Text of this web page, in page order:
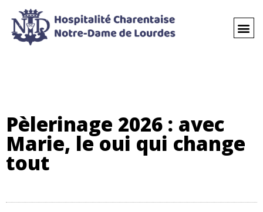
Pèlerinage 2026 : avec
Marie, le oui qui change
tout